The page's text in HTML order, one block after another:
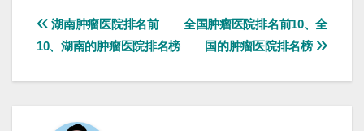
文
章
全国肿瘤医院排名前10、全
国的肿瘤医院排名榜
湖南肿瘤医院排名前
10、湖南的肿瘤医院排名榜